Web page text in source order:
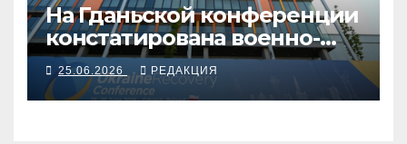
На Гданьской конференции
констатирована военно-
промышленная
интеграция Украины и
Европы
25.06.2026 РЕДАКЦИЯ